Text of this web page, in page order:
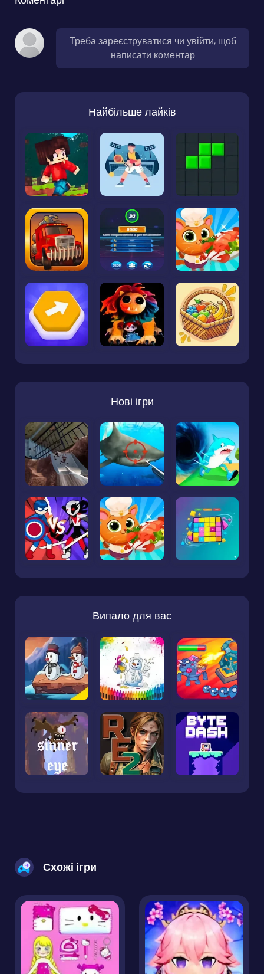
Треба зареєструватися чи увійти, щоб
написати коментар
Найбільше лайків
Нові ігри
Випало для вас
Схожі ігри